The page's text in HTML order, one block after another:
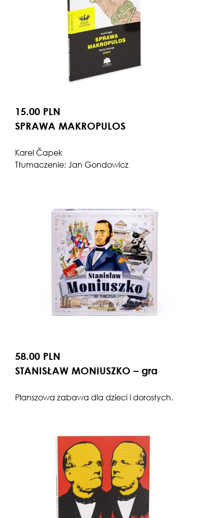
15.00 PLN
SPRAWA MAKROPULOS
Karel Čapek
Tłumaczenie: Jan Gondowicz
58.00 PLN
STANISŁAW MONIUSZKO – gra
Planszowa zabawa dla dzieci i dorosłych.